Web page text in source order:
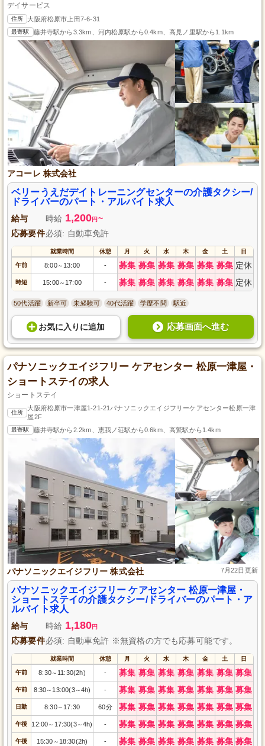
デイサービス
住所 大阪府松原市上田7-6-31
最寄駅 藤井寺駅から3.3km、河内松原駅から0.4km、高見ノ里駅から1.1km
アコーレ 株式会社
ベリーうえだデイトレーニングセンターの介護タクシー/
ドライバーのパート・アルバイト求人
給与 時給 1,200円 ~
応募要件必須: 自動車免許
就業時間 休憩 月 火 水 木 金 土 日
午前 8:00～ 13:00 - 募集 募集 募集 募集 募集 募集 定休
時短 15:00～ 17:00 - 募集 募集 募集 募集 募集 募集 定休
50代活躍 新卒可 未経験可 40代活躍 学歴不問 駅近
お気に入り に追加 応募画面へ進む
パナソニックエイジフリー ケアセンター 松原一津屋・
ショートステイの求人
ショートステイ
住所
大阪府松原市一津屋1-21-21パナソニックエイジフリーケアセンター松原一津
屋2F
最寄駅 藤井寺駅から2.2km、恵我ノ荘駅から0.6km、高鷲駅から1.4km
パナソニックエイジフリー 株式会社 7月22日更新
パナソニックエイジフリー ケアセンター 松原一津屋・
ショートステイの介護タクシー/ドライバーのパート・ア
ルバイト求人
給与 時給 1,180円
応募要件必須: 自動車免許 ※無資格の方でも応募可能です。
就業時間 休憩 月 火 水 木 金 土 日
午前 8:30～ 11:30(2h) - 募集 募集 募集 募集 募集 募集 募集
午前 8:30～ 13:00(3～4h) - 募集 募集 募集 募集 募集 募集 募集
日勤 8:30～ 17:30 60分 募集 募集 募集 募集 募集 募集 募集
午後 12:00～ 17:30(3～4h) - 募集 募集 募集 募集 募集 募集 募集
午後 15:30 ～ 18:30(2h) - 募集 募集 募集 募集 募集 募集 募集